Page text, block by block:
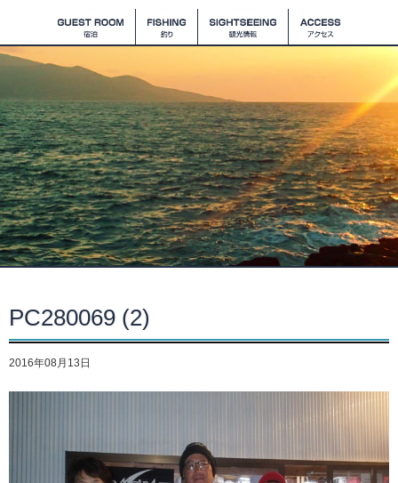
PC280069 (2)
2016年08月13日